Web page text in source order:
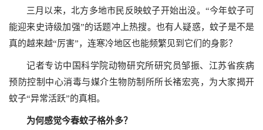
三月以来，北方多地市民反映蚊子开始出没。“今年蚊子可
能迎来史诗级加强”的话题冲上热搜。也有人疑惑，蚊子是不是
真的越来越“厉害”，连寒冷地区也能频繁见到它们的身影？
记者专访中国科学院动物研究所研究员邹振、江苏省疾病
预防控制中心消毒与媒介生物防制所所长褚宏亮，为大家揭开
蚊子“异常活跃”的真相。
为何感觉今春蚊子格外多？